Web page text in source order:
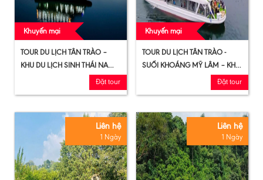
Khuyến mại
TOUR DU LỊCH TÂN TRÀO –
KHU DU LỊCH SINH THÁI NA
HANG – LÂM BÌNH (3 NGÀY 2Đặt tour
Khuyến mại
TOUR DU LỊCH TÂN TRÀO -
SUỐI KHOÁNG MỸ LÂM – KHU
DU LỊCH SINH THÁI NA HANG (
Đặt tour
Liên hệ
1 Ngày
Liên hệ
1 Ngày